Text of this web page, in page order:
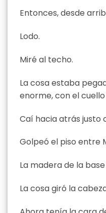
Entonces, desde
Lodo.
Miré al techo.
La cosa estaba
enorme, con el
Caí hacia atrás justo
Golpeó el piso entre
La madera de la
La cosa giró la